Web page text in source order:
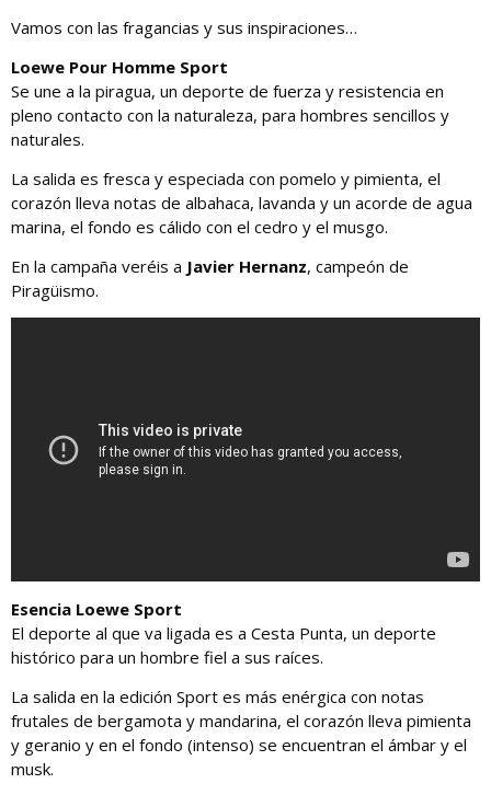
Vamos con las fragancias y sus inspiraciones…
Loewe Pour Homme Sport
Se une a la piragua, un deporte de fuerza y resistencia en
pleno contacto con la naturaleza, para hombres sencillos y
naturales.
La salida es fresca y especiada con pomelo y pimienta, el
corazón lleva notas de albahaca, lavanda y un acorde de agua
marina, el fondo es cálido con el cedro y el musgo.
En la campaña veréis a Javier Hernanz, campeón de
Piragüismo.
Esencia Loewe Sport
El deporte al que va ligada es a Cesta Punta, un deporte
histórico para un hombre fiel a sus raíces.
La salida en la edición Sport es más enérgica con notas
frutales de bergamota y mandarina, el corazón lleva pimienta
y geranio y en el fondo (intenso) se encuentran el ámbar y el
musk.